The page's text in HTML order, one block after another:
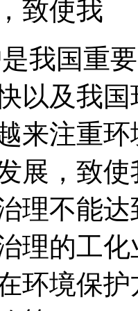
致使我
国重要
以及我
来注重
展，致
理不能
理的工
环境保